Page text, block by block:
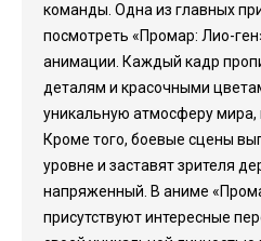
команды. Одна из главных
посмотреть «Промар: Лио-
анимации. Каждый кадр
деталям и красочными
уникальную атмосферу мира,
Кроме того, боевые сцены
уровне и заставят зрителя
напряженный. В аниме
присутствуют интересные